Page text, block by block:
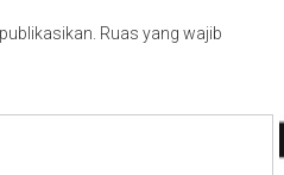
Ruas yang wajib